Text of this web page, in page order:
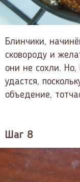
Блинчики,
сковороду и
они не сохли.
удастся,
объедение,
Шаг 8